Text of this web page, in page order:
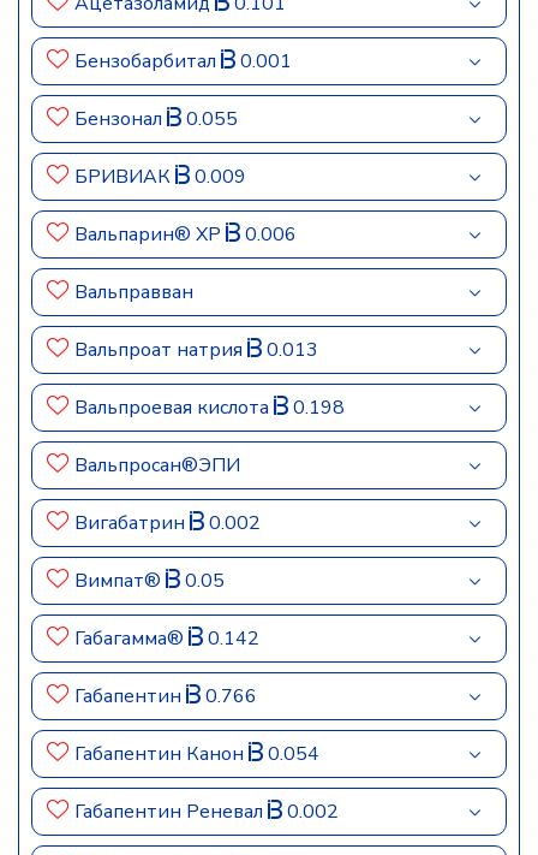
Бензобарбитал 0.001
Бензонал 0.055
БРИВИАК 0.009
Вальпарин® ХР 0.006
Вальправван
Вальпроат натрия 0.013
Вальпроевая кислота 0.198
Вальпросан®ЭПИ
Вигабатрин 0.002
Вимпат® 0.05
Габагамма® 0.142
Габапентин 0.766
Габапентин Канон 0.054
Габапентин Реневал 0.002